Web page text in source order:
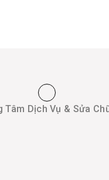
Tâm Dịch Vụ & Sửa